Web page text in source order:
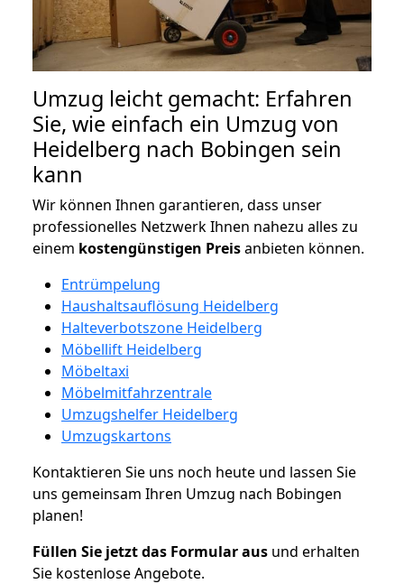
Umzug leicht gemacht: Erfahren
Sie, wie einfach ein Umzug von
Heidelberg nach Bobingen sein
kann
Wir können Ihnen garantieren, dass unser
professionelles Netzwerk Ihnen nahezu alles zu
einem kostengünstigen Preisanbieten können.
Entrümpelung
Haushaltsauflösung Heidelberg
Halteverbotszone Heidelberg
Möbellift Heidelberg
Möbeltaxi
Möbelmitfahrzentrale
Umzugshelfer Heidelberg
Umzugskartons
Kontaktieren Sie uns noch heute und lassen Sie
uns gemeinsam Ihren Umzug nach Bobingen
planen!
Füllen Sie jetzt das Formular aus und erhalten
Sie kostenlose Angebote.